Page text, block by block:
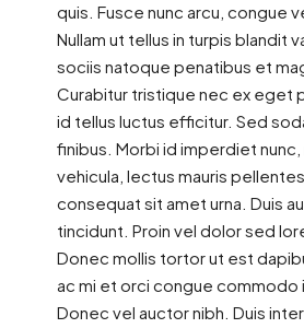
quis. Fusce nunc arcu, congue
Nullam ut tellus in turpis blandit
sociis natoque penatibus et
Curabitur tristique nec ex eget
id tellus luctus efficitur. Sed
finibus. Morbi id imperdiet
vehicula, lectus mauris
consequat sit amet urna. Duis
tincidunt. Proin vel dolor sed
Donec mollis tortor ut est
ac mi et orci congue commodo
Donec vel auctor nibh. Duis